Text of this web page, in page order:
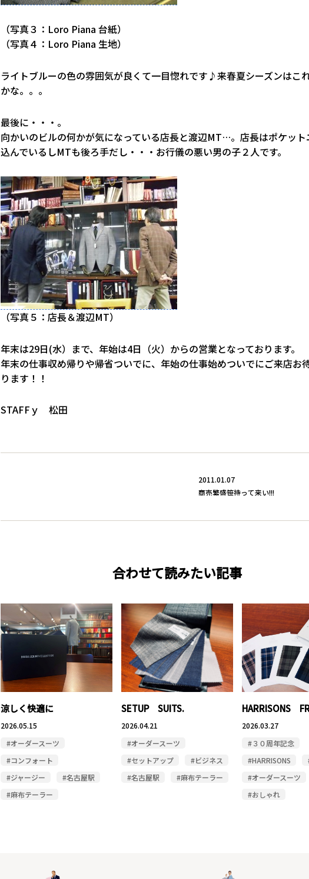
（写真３：Loro Piana 台紙）
（写真４：Loro Piana 生地）
ライトブルーの色の雰囲気が良くて一目惚れです♪来春夏シーズンはこ
かな。。。
最後に・・・。
向かいのビルの何かが気になっている店長と渡辺MT…。店長はポケット
込んでいるしMTも後ろ手だし・・・お行儀の悪い男の子２人です。
（写真５：店長＆渡辺MT）
年末は29日(水）まで、年始は4日（火）からの営業となっております。
年末の仕事収め帰りや帰省ついでに、年始の仕事始めついでにご来店お
ります！！
STAFFｙ 松田
2011.01.07
商売繁盛笹持って来い!!!
合わせて読みたい記事
涼しく快適に
2026.05.15
#オーダースーツ
#コンフォート
#ジャージー
#名古屋駅
#麻布テーラー
SETUP SUITS.
2026.04.21
#オーダースーツ
#セットアップ
#ビジネス
#名古屋駅
#麻布テーラー
HARRISONS
2026.03.27
#３０周年記念
#HARRISONS
#オーダースーツ
#おしゃれ